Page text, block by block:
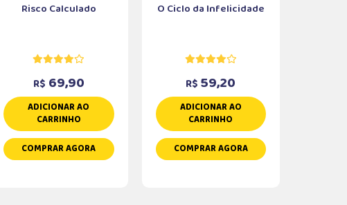
Risco Calculado
R$ 69,90
ADICIONAR AO
CARRINHO
COMPRAR AGORA
O Ciclo da Infelicidade
R$ 59,20
ADICIONAR AO
CARRINHO
COMPRAR AGORA